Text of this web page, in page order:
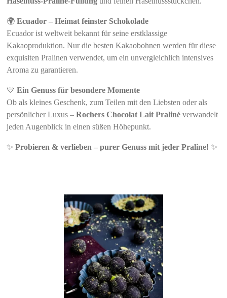
🌍 Ecuador – Heimat feinster Schokolade
Ecuador ist weltweit bekannt für seine erstklassige
Kakaoproduktion. Nur die besten Kakaobohnen werden für diese
exquisiten Pralinen verwendet, um ein unvergleichlich intensives
Aroma zu garantieren.
💛 Ein Genuss für besondere Momente
Ob als kleines Geschenk, zum Teilen mit den Liebsten oder als
persönlicher Luxus – Rochers Chocolat Lait Pralinéverwandelt
jeden Augenblick in einen süßen Höhepunkt.
✨ Probieren & verlieben – purer Genuss mit jeder Praline! ✨